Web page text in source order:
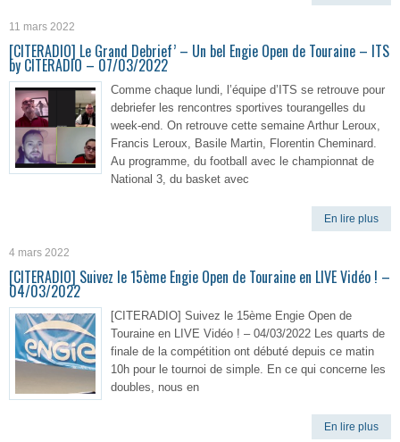
11 mars 2022
[CITERADIO] Le Grand Debrief’ – Un bel Engie Open de Touraine – ITS
by CITERADIO – 07/03/2022
Comme chaque lundi, l’équipe d’ITS se retrouve pour
debriefer les rencontres sportives tourangelles du
week-end. On retrouve cette semaine Arthur Leroux,
Francis Leroux, Basile Martin, Florentin Cheminard.
Au programme, du football avec le championnat de
National 3, du basket avec
En lire plus
4 mars 2022
[CITERADIO] Suivez le 15ème Engie Open de Touraine en LIVE Vidéo ! –
04/03/2022
[CITERADIO] Suivez le 15ème Engie Open de
Touraine en LIVE Vidéo ! – 04/03/2022 Les quarts de
finale de la compétition ont débuté depuis ce matin
10h pour le tournoi de simple. En ce qui concerne les
doubles, nous en
En lire plus